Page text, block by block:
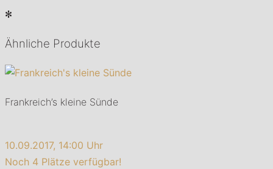
✻
Ähnliche Produkte
Frankreich’s kleine Sünde
10.09.2017, 14:00 Uhr
Noch 4 Plätze verfügbar!